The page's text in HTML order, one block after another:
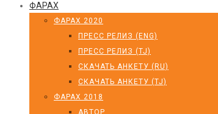
ФАРАХ
ФАРАХ 2020
ПРЕСС РЕЛИЗ (ENG)
ПРЕСС РЕЛИЗ (TJ)
СКАЧАТЬ АНКЕТУ (RU)
СКАЧАТЬ АНКЕТУ (TJ)
ФАРАХ 2018
АВТОР